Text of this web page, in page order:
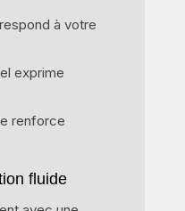
à votre
exprime
renforce
fluide